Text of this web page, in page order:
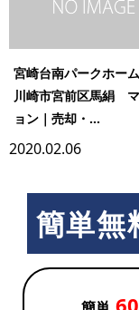
宮崎台南パークホーム
川崎市宮前区馬絹
ョン｜売却・...
2020.02.06
簡単無